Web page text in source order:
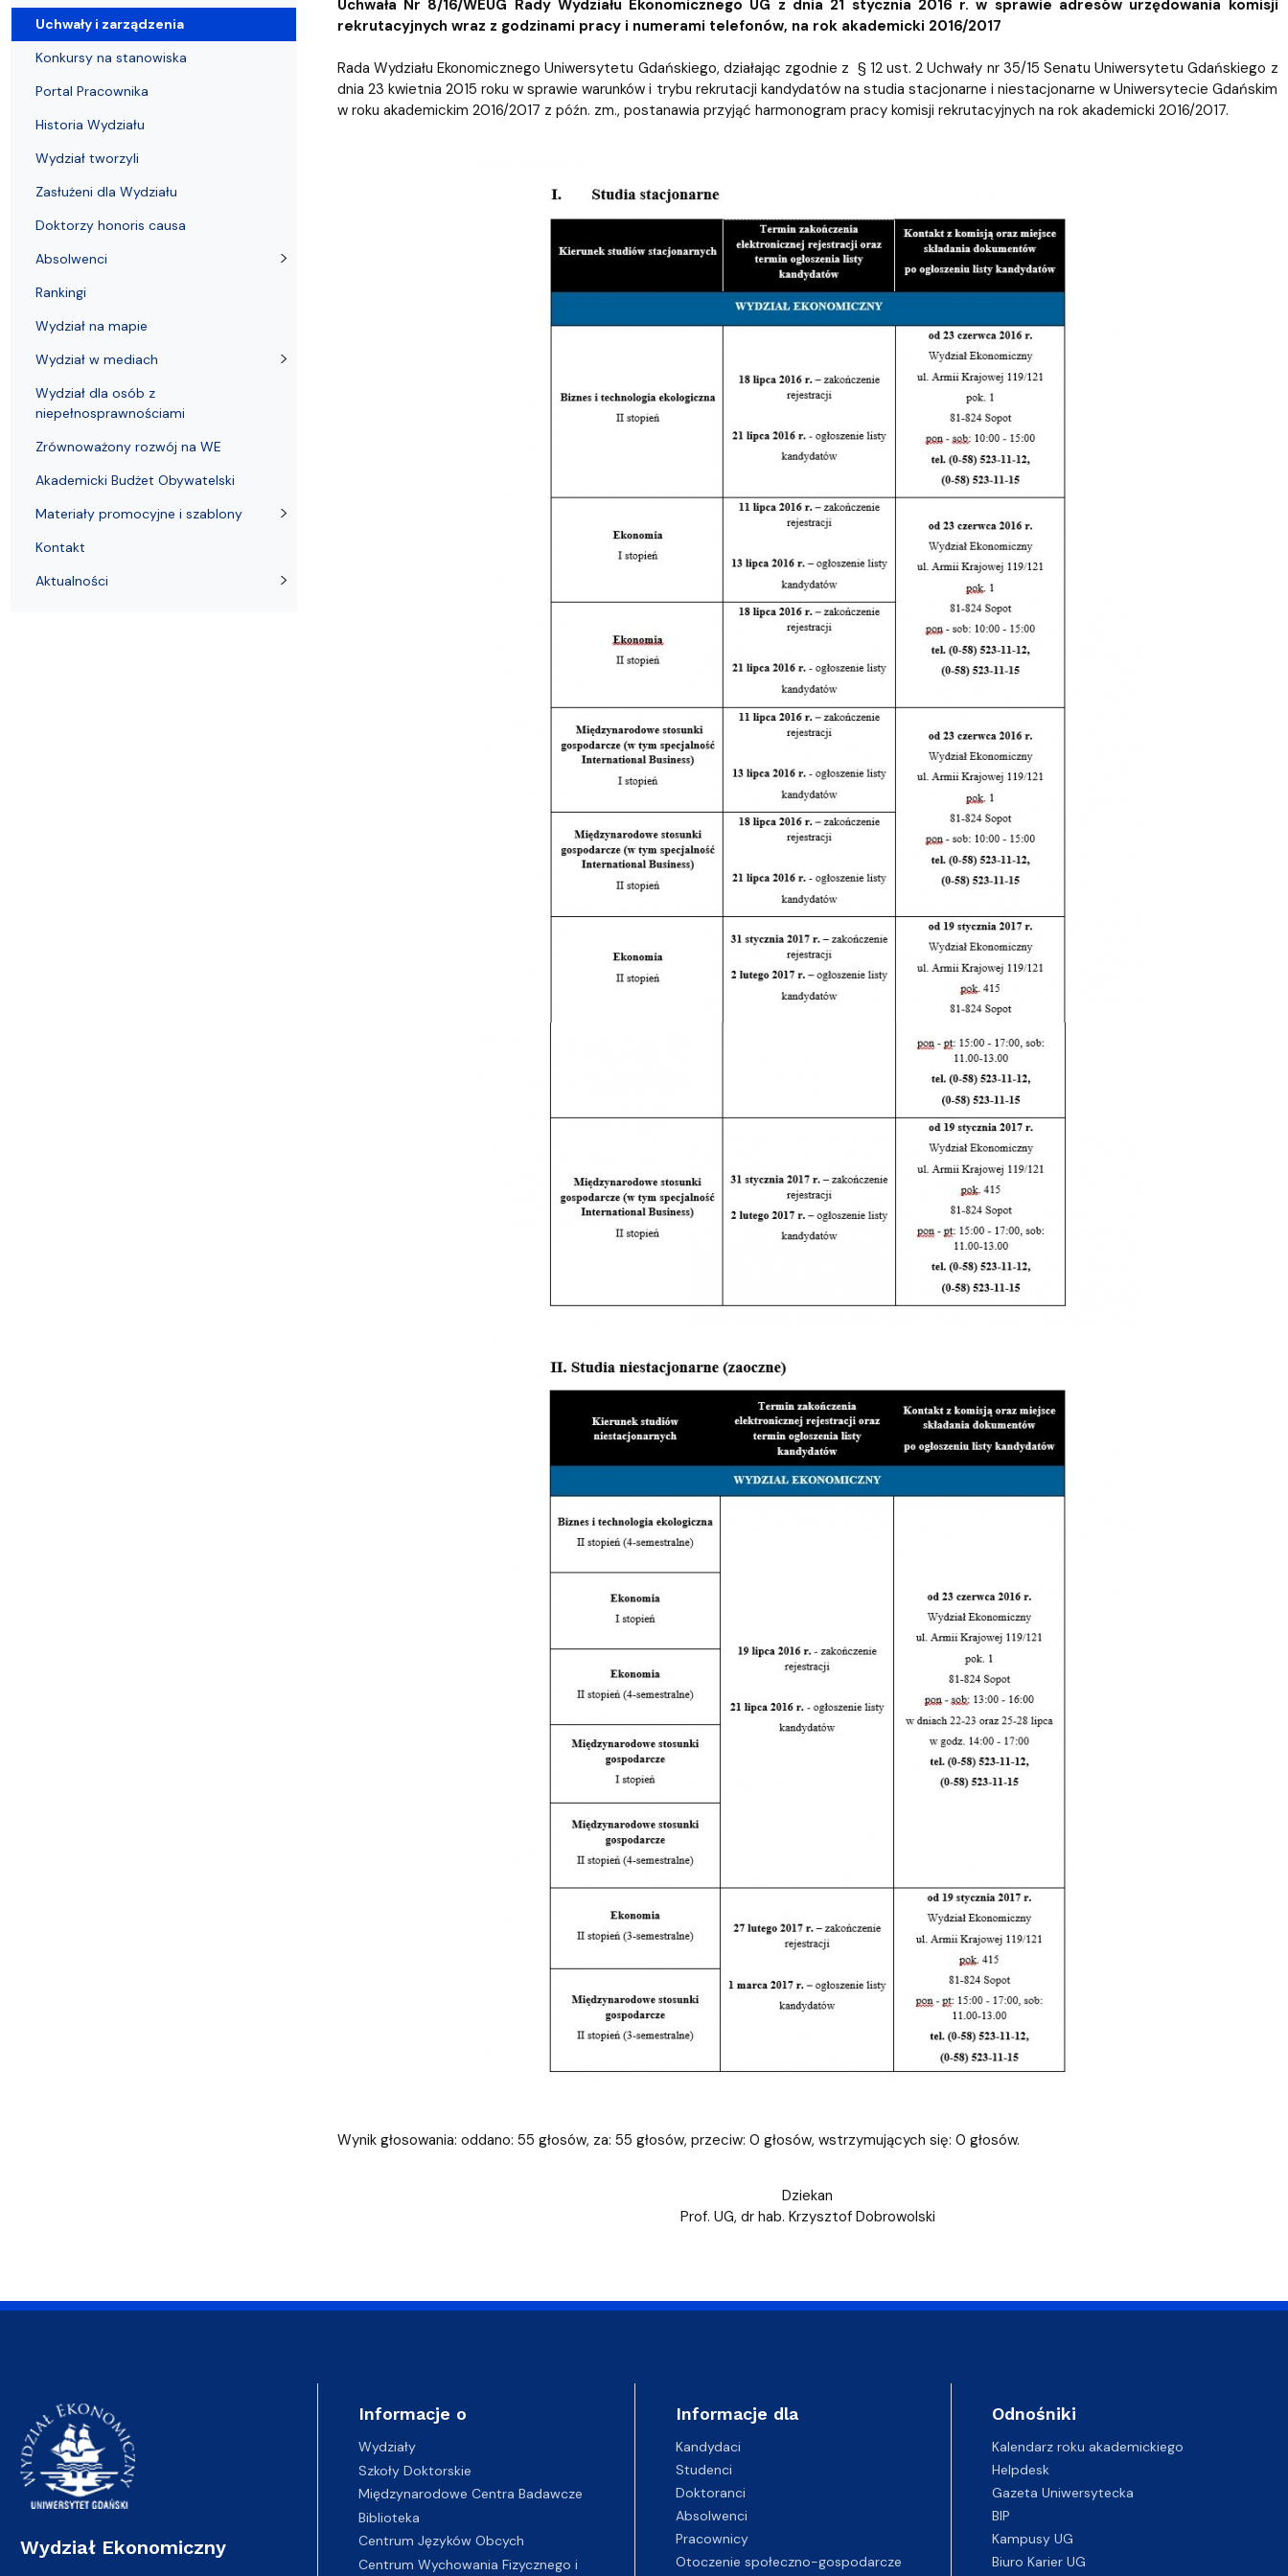
Uchwała Nr 8/16/WEUG Rady Wydziału Ekonomicznego UG z dnia 21 stycznia 2016 r. w sprawie adresów urzędowania komisji
rekrutacyjnych wraz z godzinami pracy i numerami telefonów, na rok akademicki 2016/2017
Rada Wydziału Ekonomicznego Uniwersytetu Gdańskiego, działając zgodnie z § 12 ust. 2 Uchwały nr 35/15 Senatu Uniwersytetu Gdańskiego z
dnia 23 kwietnia 2015 roku w sprawie warunków i trybu rekrutacji kandydatów na studia stacjonarne i niestacjonarne w Uniwersytecie Gdańskim
w roku akademickim 2016/2017 z późn. zm., postanawia przyjąć harmonogram pracy komisji rekrutacyjnych na rok akademicki 2016/2017.
Wynik głosowania: oddano: 55 głosów, za: 55 głosów, przeciw: 0 głosów, wstrzymujących się: 0 głosów.
Dziekan
Prof. UG, dr hab. Krzysztof Dobrowolski
Uchwały i zarządzenia
Konkursy na stanowiska
Portal Pracownika
Historia Wydziału
Wydział tworzyli
Zasłużeni dla Wydziału
Doktorzy honoris causa
Absolwenci
Rankingi
Wydział na mapie
Wydział w mediach
Wydział dla osób z
niepełnosprawnościami
Zrównoważony rozwój na WE
Akademicki Budżet Obywatelski
Materiały promocyjne i szablony
Kontakt
Aktualności
Wydział Ekonomiczny
Informacje o
Wydziały
Szkoły Doktorskie
Międzynarodowe Centra Badawcze
Biblioteka
Centrum Języków Obcych
Centrum Wychowania Fizycznego i
Informacje dla
Kandydaci
Studenci
Doktoranci
Absolwenci
Pracownicy
Otoczenie społeczno-gospodarcze
Odnośniki
Kalendarz roku akademickiego
Helpdesk
Gazeta Uniwersytecka
BIP
Kampusy UG
Biuro Karier UG